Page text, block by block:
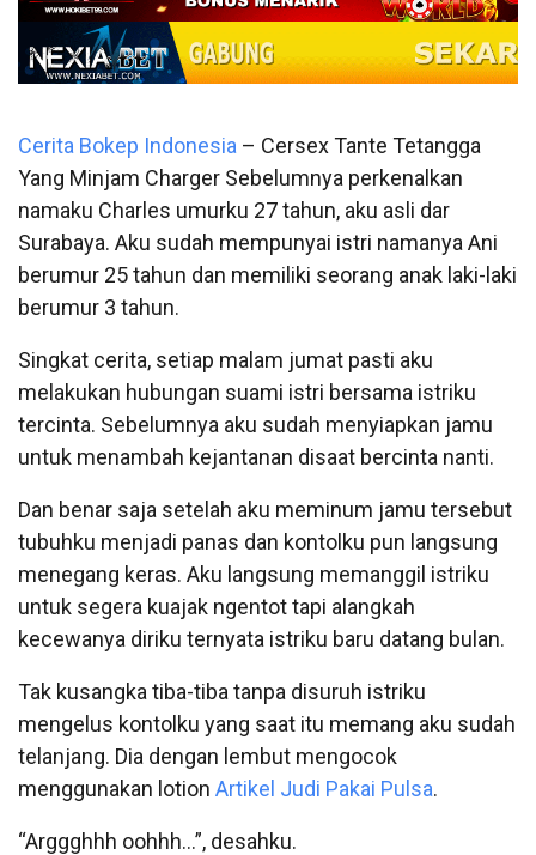
Cerita Bokep Indonesia – Cersex Tante Tetangga
Yang Minjam Charger Sebelumnya perkenalkan
namaku Charles umurku 27 tahun, aku asli dar
Surabaya. Aku sudah mempunyai istri namanya Ani
berumur 25 tahun dan memiliki seorang anak laki-laki
berumur 3 tahun.
Singkat cerita, setiap malam jumat pasti aku
melakukan hubungan suami istri bersama istriku
tercinta. Sebelumnya aku sudah menyiapkan jamu
untuk menambah kejantanan disaat bercinta nanti.
Dan benar saja setelah aku meminum jamu tersebut
tubuhku menjadi panas dan kontolku pun langsung
menegang keras. Aku langsung memanggil istriku
untuk segera kuajak ngentot tapi alangkah
kecewanya diriku ternyata istriku baru datang bulan.
Tak kusangka tiba-tiba tanpa disuruh istriku
mengelus kontolku yang saat itu memang aku sudah
telanjang. Dia dengan lembut mengocok
menggunakan lotion Artikel Judi Pakai Pulsa.
“Arggghhh oohhh…”, desahku.